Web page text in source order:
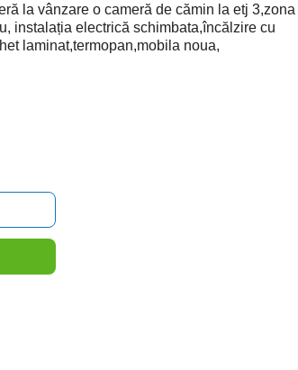
la vânzare o cameră de cămin la etj 3,zona
instalația electrică schimbata,încălzire cu
laminat,termopan,mobila noua,